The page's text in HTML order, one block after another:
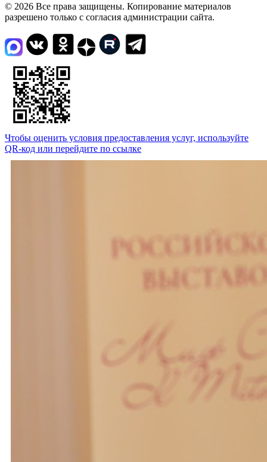
© 2026 Все права защищены. Копирование материалов
разрешено только с согласия администрации сайта.
Чтобы оценить условия предоставления услуг, используйте
QR-код или перейдите по ссылке